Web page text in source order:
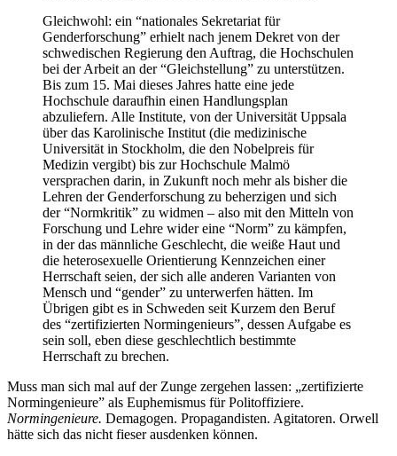
Gleichwohl: ein “nationales Sekretariat für
Genderforschung” erhielt nach jenem Dekret von der
schwedischen Regierung den Auftrag, die Hochschulen
bei der Arbeit an der “Gleichstellung” zu unterstützen.
Bis zum 15. Mai dieses Jahres hatte eine jede
Hochschule daraufhin einen Handlungsplan
abzuliefern. Alle Institute, von der Universität Uppsala
über das Karolinische Institut (die medizinische
Universität in Stockholm, die den Nobelpreis für
Medizin vergibt) bis zur Hochschule Malmö
versprachen darin, in Zukunft noch mehr als bisher die
Lehren der Genderforschung zu beherzigen und sich
der “Normkritik” zu widmen – also mit den Mitteln von
Forschung und Lehre wider eine “Norm” zu kämpfen,
in der das männliche Geschlecht, die weiße Haut und
die heterosexuelle Orientierung Kennzeichen einer
Herrschaft seien, der sich alle anderen Varianten von
Mensch und “gender” zu unterwerfen hätten. Im
Übrigen gibt es in Schweden seit Kurzem den Beruf
des “zertifizierten Normingenieurs”, dessen Aufgabe es
sein soll, eben diese geschlechtlich bestimmte
Herrschaft zu brechen.
Muss man sich mal auf der Zunge zergehen lassen: „zertifizierte
Normingenieure” als Euphemismus für Politoffiziere.
Normingenieure. Demagogen. Propagandisten. Agitatoren. Orwell
hätte sich das nicht fieser ausdenken können.